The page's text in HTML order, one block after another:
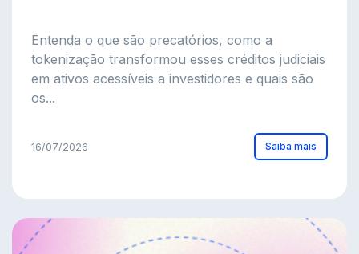
Entenda o que são precatórios, como a
tokenização transformou esses créditos judiciais
em ativos acessíveis a investidores e quais são
os...
16/07/2026 Saiba mais